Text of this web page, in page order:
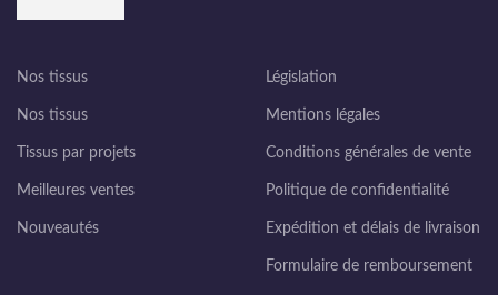
Nos tissus
Nos tissus
Tissus par projets
Meilleures ventes
Nouveautés
Législation
Mentions légales
Conditions générales de vente
Politique de confidentialité
Expédition et délais de livraison
Formulaire de remboursement